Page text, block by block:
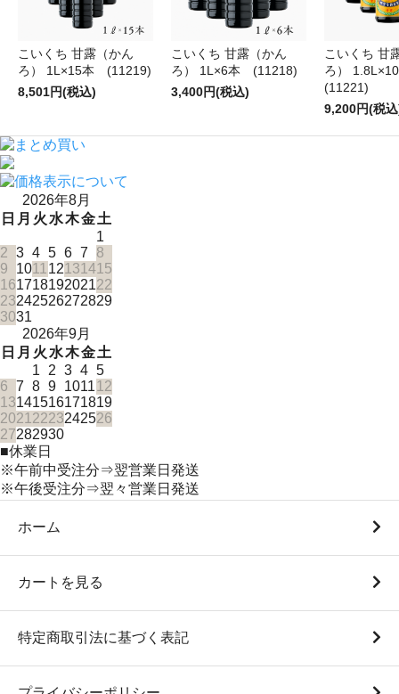
こいくち 甘露（かん
ろ） 1L×15本 (11219)
8,501円(税込)
こいくち 甘露（かん
ろ） 1L×6本 (11218)
3,400円(税込)
こいくち 甘
ろ）
(11221)
9,200円(税
2026年8月
日 月 火 水木金土
1
2 3 4 5 6 7
8
9
1011 12131415
16171819202122
23242526272829
3031
2026年9月
日 月 火 水木金土
1
2 3 4 5
6 7 8 9 101112
13141516171819
2021 2223242526
27282930
■休業日
※午前中受注分⇒翌営業日発送
※午後受注分⇒翌々営業日発送
ホーム
カートを見る
特定商取引法に基づく表記